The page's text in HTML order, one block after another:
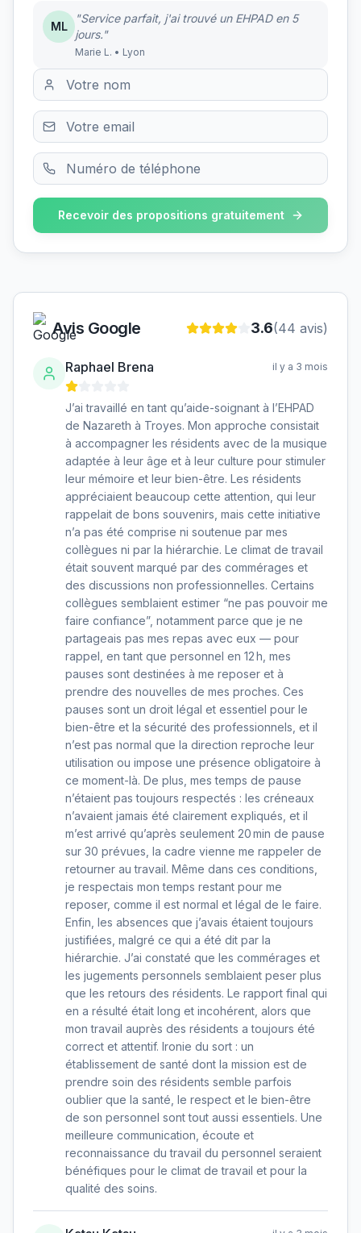
ML
"Service parfait, j'ai trouvé un EHPAD en 5
jours."
Marie L. • Lyon
Recevoir des propositions gratuitement
Avis Google 3.6(44 avis)
Raphael Brena il y a 3 mois
J’ai travaillé en tant qu’aide-soignant à l’EHPAD
de Nazareth à Troyes. Mon approche consistait
à accompagner les résidents avec de la musique
adaptée à leur âge et à leur culture pour stimuler
leur mémoire et leur bien-être. Les résidents
appréciaient beaucoup cette attention, qui leur
rappelait de bons souvenirs, mais cette initiative
n’a pas été comprise ni soutenue par mes
collègues ni par la hiérarchie. Le climat de travail
était souvent marqué par des commérages et
des discussions non professionnelles. Certains
collègues semblaient estimer “ne pas pouvoir me
faire confiance”, notamment parce que je ne
partageais pas mes repas avec eux — pour
rappel, en tant que personnel en 12 h, mes
pauses sont destinées à me reposer et à
prendre des nouvelles de mes proches. Ces
pauses sont un droit légal et essentiel pour le
bien-être et la sécurité des professionnels, et il
n’est pas normal que la direction reproche leur
utilisation ou impose une présence obligatoire à
ce moment-là. De plus, mes temps de pause
n’étaient pas toujours respectés : les créneaux
n’avaient jamais été clairement expliqués, et il
m’est arrivé qu’après seulement 20 min de pause
sur 30 prévues, la cadre vienne me rappeler de
retourner au travail. Même dans ces conditions,
je respectais mon temps restant pour me
reposer, comme il est normal et légal de le faire.
Enfin, les absences que j’avais étaient toujours
justifiées, malgré ce qui a été dit par la
hiérarchie. J’ai constaté que les commérages et
les jugements personnels semblaient peser plus
que les retours des résidents. Le rapport final qui
en a résulté était long et incohérent, alors que
mon travail auprès des résidents a toujours été
correct et attentif. Ironie du sort : un
établissement de santé dont la mission est de
prendre soin des résidents semble parfois
oublier que la santé, le respect et le bien-être
de son personnel sont tout aussi essentiels. Une
meilleure communication, écoute et
reconnaissance du travail du personnel seraient
bénéfiques pour le climat de travail et pour la
qualité des soins.